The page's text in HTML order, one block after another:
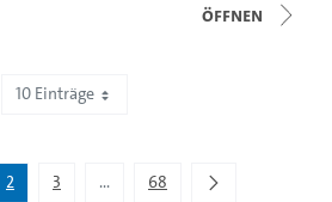
Öffnen
10 Einträge
2 3 ...Zwischenseiten Navigieren mit
68